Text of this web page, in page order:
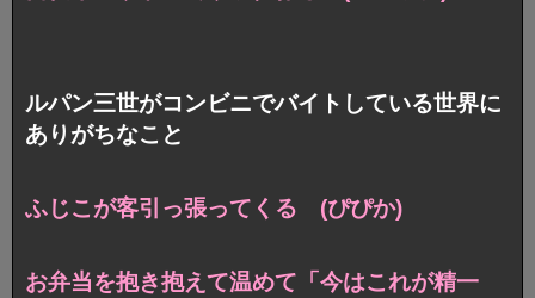
ルパン三世がコンビニでバイトしている世界に
ありがちなこと
ふじこが客引っ張ってくる (ぴぴか)
お弁当を抱き抱えて温めて「今はこれが精一